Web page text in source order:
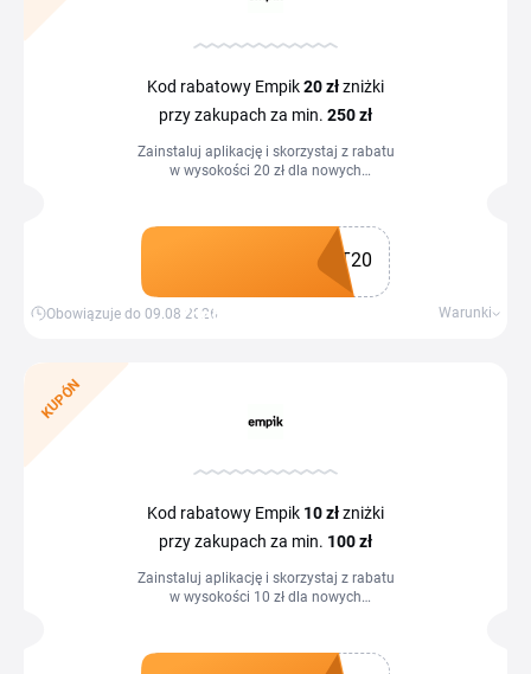
Kod rabatowy Empik20 złzniżki
przy zakupach za min. 250 zł
Zainstaluj aplikację i skorzystaj z rabatu
w wysokości 20 zł dla nowych
Zdobądź kupon
T20
Obowiązuje do 09.08.2026 Warunki
KUPÓN
Kod rabatowy Empik 10 złzniżki
przy zakupach za min. 100 zł
Zainstaluj aplikację i skorzystaj z rabatu
w wysokości 10 zł dla nowych